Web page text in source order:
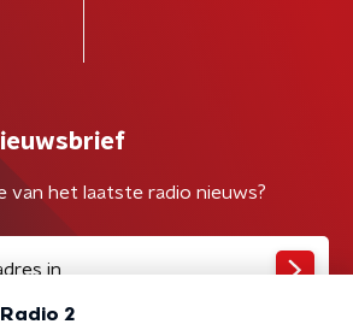
van het laatste radio nieuws?